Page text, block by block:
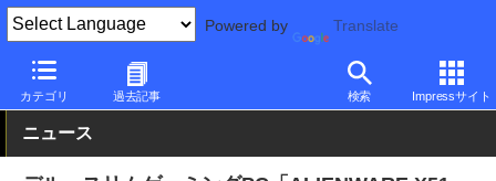
Powered by Translate
カテゴリ 過去記事 検索 Impressサイト
PC Watch パソコン/タブレット/スマートフォン ゲーミングパソ
ニュース